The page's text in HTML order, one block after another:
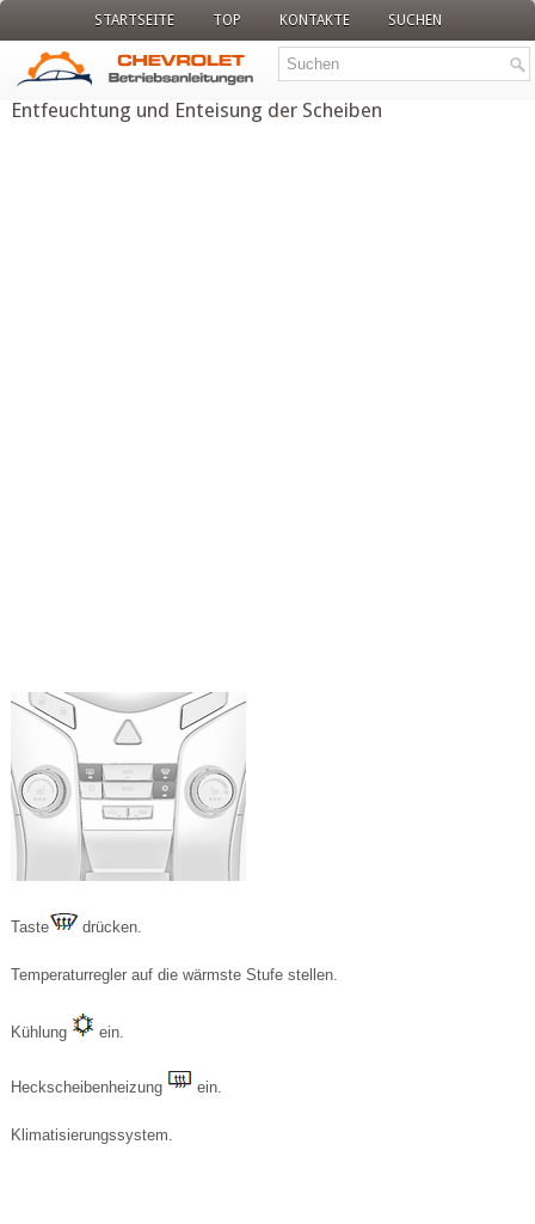
STARTSEITE TOP KONTAKTE SUCHEN
Entfeuchtung und Enteisung der Scheiben
Taste drücken.
Temperaturregler auf die wärmste Stufe stellen.
Kühlung ein.
Heckscheibenheizung ein.
Klimatisierungssystem.